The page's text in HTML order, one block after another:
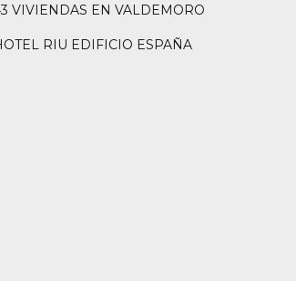
VIVIENDAS EN VALDEMORO
RIU EDIFICIO ESPAÑA